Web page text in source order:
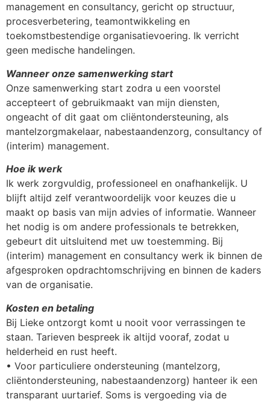
management en consultancy, gericht op structuur,
procesverbetering, teamontwikkeling en
toekomstbestendige organisatievoering. Ik verricht
geen medische handelingen.
Wanneer onze samenwerking start
Onze samenwerking start zodra u een voorstel
accepteert of gebruikmaakt van mijn diensten,
ongeacht of dit gaat om cliëntondersteuning, als
mantelzorgmakelaar, nabestaandenzorg, consultancy of
(interim) management.
Hoe ik werk
Ik werk zorgvuldig, professioneel en onafhankelijk. U
blijft altijd zelf verantwoordelijk voor keuzes die u
maakt op basis van mijn advies of informatie. Wanneer
het nodig is om andere professionals te betrekken,
gebeurt dit uitsluitend met uw toestemming. Bij
(interim) management en consultancy werk ik binnen de
afgesproken opdrachtomschrijving en binnen de kaders
van de organisatie.
Kosten en betaling
Bij Lieke ontzorgt komt u nooit voor verrassingen te
staan. Tarieven bespreek ik altijd vooraf, zodat u
helderheid en rust heeft.
• Voor particuliere ondersteuning (mantelzorg,
cliëntondersteuning, nabestaandenzorg) hanteer ik een
transparant uurtarief. Soms is vergoeding via de